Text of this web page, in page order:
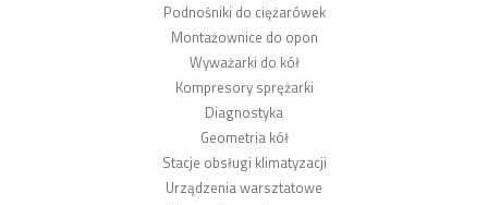
Podnośniki do ciężarówek
Montażownice do opon
Wyważarki do kół
Kompresory sprężarki
Diagnostyka
Geometria kół
Stacje obsługi klimatyzacji
Urządzenia warsztatowe